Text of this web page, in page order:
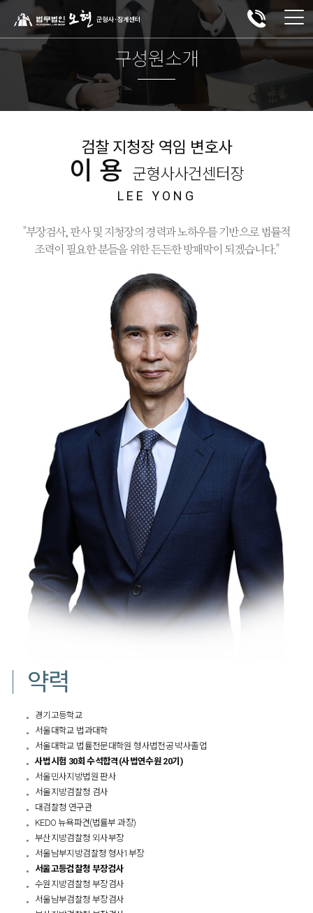
구성원소개
검찰 지청장 역임 변호사
이용 군형사사건센터장
LEE YONG
"부장검사, 판사 및 지청장의 경력과 노하우를 기반으로 법률적
조력이 필요한 분들을 위한 든든한 방패막이 되겠습니다."
약력
경기고등학교
서울대학교 법과대학
서울대학교 법률전문대학원 형사법전공 박사졸업
사법시험 30회 수석합격(사법연수원 20기)
서울민사지방법원 판사
서울지방검찰청 검사
대검찰청 연구관
KEDO 뉴욕파견(법률부 과장)
부산지방검찰청 외사부장
서울남부지방검찰청 형사1부장
서울고등검찰청 부장검사
수원지방검찰청 부장검사
서울남부검찰청 부장검사